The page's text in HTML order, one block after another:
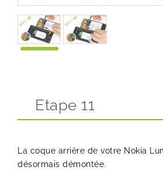
Etape 11
La coque arrière de votre Nokia
désormais démontée.